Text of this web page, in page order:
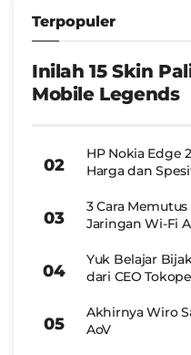
Terpopuler
Inilah 15 Skin
Mobile Legends
HP Nokia Edge
Harga dan
3 Cara
Jaringan Wi-Fi
Yuk Belajar
dari CEO
Akhirnya Wiro
AoV